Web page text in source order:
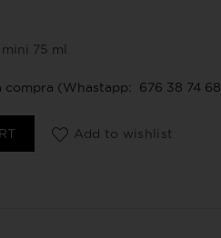
75 ml
compra (Whastapp: 676 38 74
Add to wishlist